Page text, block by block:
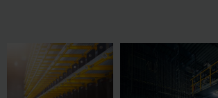
crean una superficie de
encima como debajo del altillo. De esta
integrar la parte superior de sus naves de
zonas de preparación de